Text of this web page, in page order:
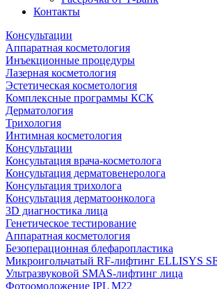
Контакты
Консультации
Аппаратная косметология
Инъекционные процедуры
Лазерная косметология
Эстетическая косметология
Комплексные программы КСК
Дерматология
Трихология
Интимная косметология
Консультации
Консультация врача-косметолога
Консультация дерматовенеролога
Консультация трихолога
Консультация дерматоонколога
3D диагностика лица
Генетическое тестирование
Аппаратная косметология
Безоперационная блефаропластика
Микроигольчатый RF-лифтинг ELLISYS
Ультразвуковой SMAS-лифтинг лица
Фотоомоложение IPL M22